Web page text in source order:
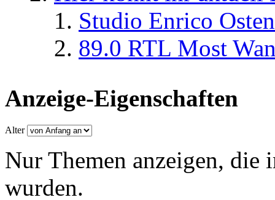
Studio Enrico
89.0 RTL Most
Anzeige-Eigenschaften
Alter
Nur Themen anzeigen, die
wurden.